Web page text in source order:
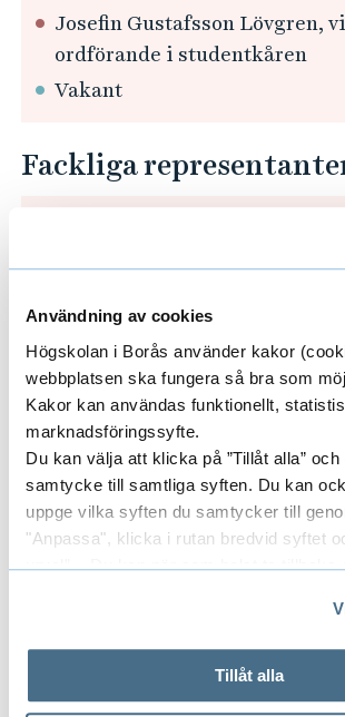
Användning av cookies
Högskolan i Borås använder kakor
webbplatsen ska fungera så bra som
Kakor kan användas funktionellt,
marknadsföringssyfte.
Du kan välja att klicka på ”Tillåt alla”
samtycke till samtliga syften. Du kan
uppge vilka syften du samtycker till
"Anpassa", klicka i rutan bredvid syftet
urval”. Du kan när som helst ta tillbaka
På fliken "Information" kan du läsa om
används och hur vi och våra
behandlar personuppgifter.
Tillåt alla
Josefin Gustafsson Lövgren,
ordförande i studentkåren
Vakant
Fackliga
Sekreterare
Ulrika Bernlo
E-post:ulrika.bernlo@hb.se
Sammanträdestider
2026-02-17
2026-04-14